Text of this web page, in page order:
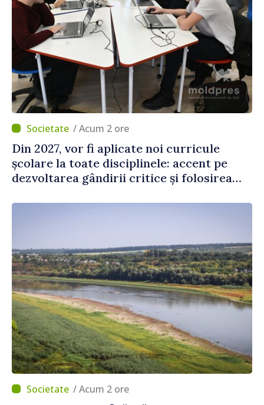
/ Acum 2 ore
Din 2027, vor fi aplicate noi curricule
școlare la toate disciplinele: accent pe
dezvoltarea gândirii critice și folosirea
/ Acum 2 ore